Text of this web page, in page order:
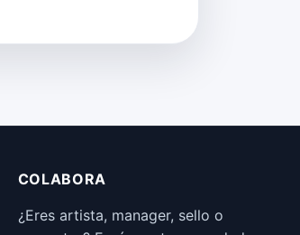
COLABORA
¿Eres artista, manager, sello o